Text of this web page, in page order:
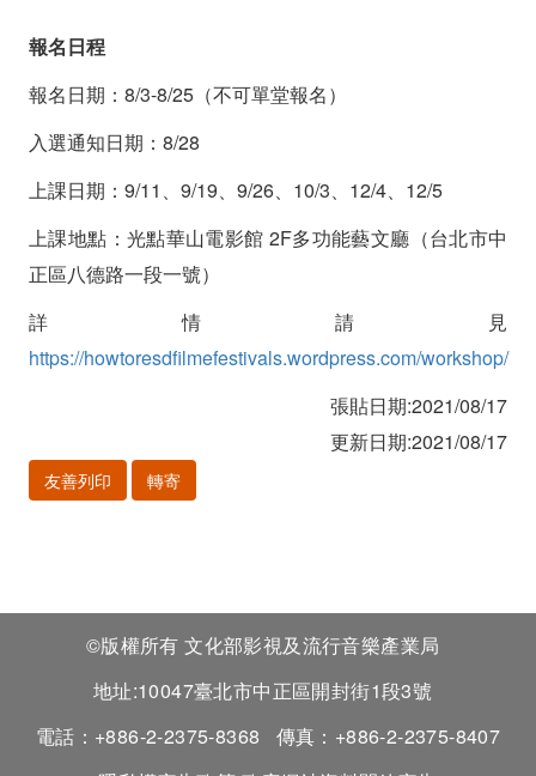
報名日程
報名日期：8/3-8/25（不可單堂報名）
入選通知日期：8/28
上課日期：9/11、9/19、9/26、10/3、12/4、12/5
上課地點：光點華山電影館 2F多功能藝文廳（台北市中
正區八德路一段一號）
詳情請見
https://howtoresdfilmefestivals.wordpress.com/workshop/
張貼日期:2021/08/17
更新日期:2021/08/17
友善列印 轉寄
©版權所有 文化部影視及流行音樂產業局
地址:10047臺北市中正區開封街1段3號
電話：+886-2-2375-8368
傳真：+886-2-2375-8407